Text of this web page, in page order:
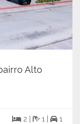
Alto
2 | 1 | 1